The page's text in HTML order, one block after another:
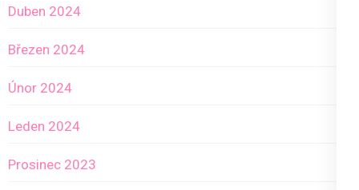
Duben 2024
Březen 2024
Únor 2024
Leden 2024
Prosinec 2023